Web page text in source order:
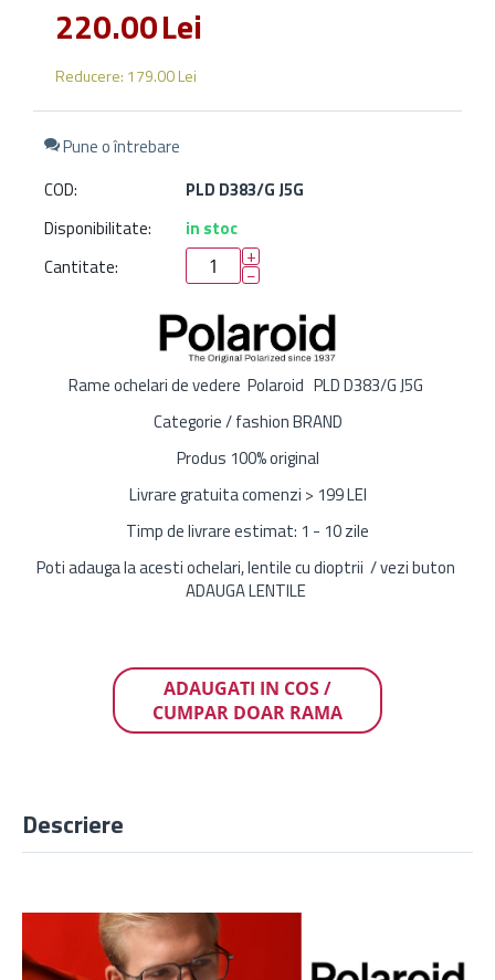
220.00Lei
Reducere: 179.00Lei
Pune o întrebare
COD:
PLD D383/G J5G
Disponibilitate:
in stoc
Cantitate:
+
−
Rame ochelari de vedere Polaroid PLD D383/G J5G
Categorie / fashion BRAND
Produs 100% original
Livrare gratuita comenzi > 199 LEI
Timp de livrare estimat: 1 - 10 zile
Poti adauga la acesti ochelari, lentile cu dioptrii / vezi buton
ADAUGA LENTILE
ADAUGATI IN COS /
CUMPAR DOAR RAMA
Descriere